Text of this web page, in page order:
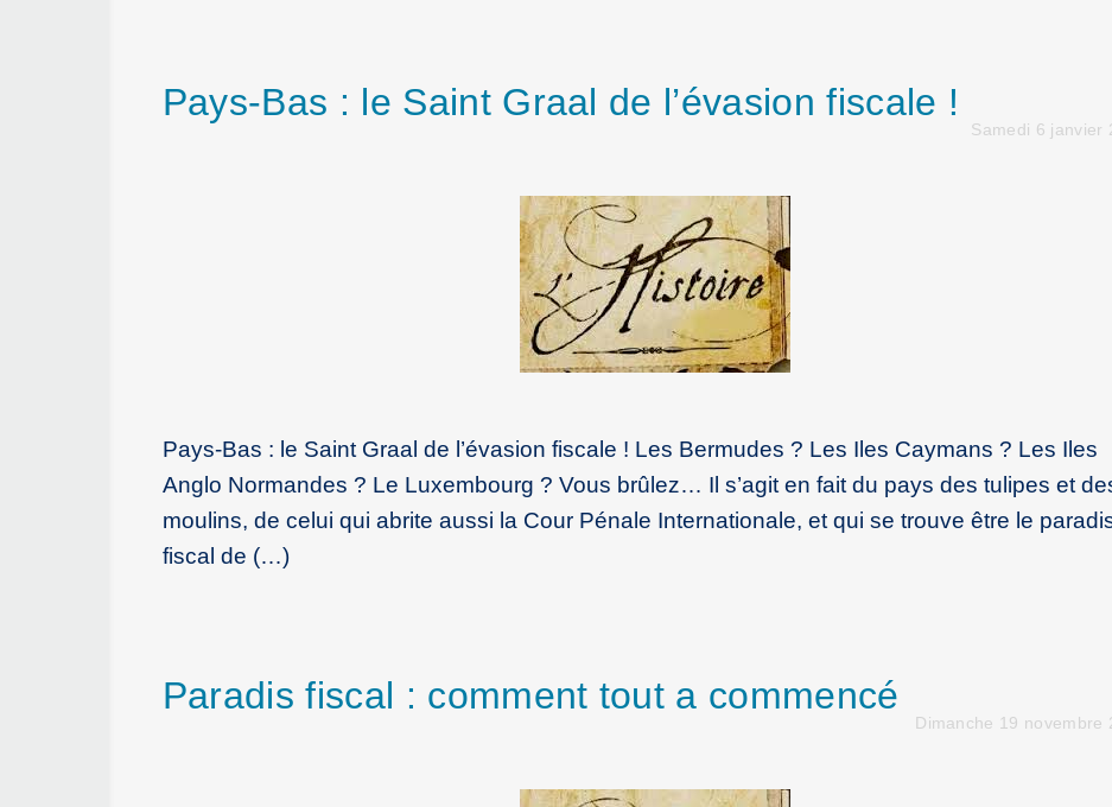
Pays-Bas : le Saint Graal de l’évasion fiscale !
Samedi 6 janvier
Pays-Bas : le Saint Graal de l’évasion fiscale ! Les Bermudes ? Les Iles Caymans ? Les Iles
Anglo Normandes ? Le Luxembourg ? Vous brûlez… Il s’agit en fait du pays des tulipes et
moulins, de celui qui abrite aussi la Cour Pénale Internationale, et qui se trouve être le
fiscal de (…)
Paradis fiscal : comment tout a commencé
Dimanche 19 novembre